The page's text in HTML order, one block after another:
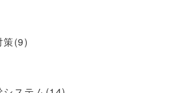
策(9)